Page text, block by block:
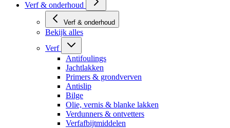
Verf & onderhoud
Verf & onderhoud
Bekijk alles
Verf
Antifoulings
Jachtlakken
Primers & grondverven
Antislip
Bilge
Olie, vernis & blanke lakken
Verdunners & ontvetters
Verfafbijtmiddelen